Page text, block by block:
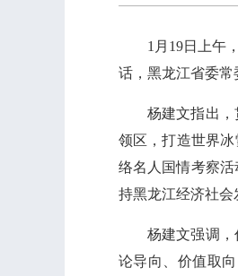
1月19日上午
话，黑龙江省委常
杨建文指出，
领区，打造世界
络名人国情考察
持黑龙江经济社会
杨建文强调
论导向、价值取